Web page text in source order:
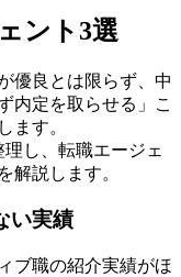
ント3選
優良とは限らず、中
内定を取らせる」こ
ます。
し、転職エージェ
解説します。
い実績
ブ職の紹介実績がほ